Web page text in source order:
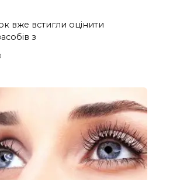
вже встигли оцінити
з